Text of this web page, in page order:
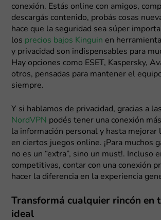
conexión. Estás online con amigos,
descargás contenido, probás cosas
hace que la seguridad sea súper
los precios bajos Kinguin en
y privacidad son indispensables para
Hay opciones como ESET, Kaspersky,
otros, pensadas para mantener el
siempre.
Y si hablamos de privacidad, gracias a las
NordVPN podés tener una conexión
la información personal y hasta mejorar
en ciertos juegos online. ¡Para muchos
no es un “extra”, sino un must!. Incluso
competitivas, contar con una conexión
hacer la diferencia en la experiencia
Transformá cualquier rincón en
ideal